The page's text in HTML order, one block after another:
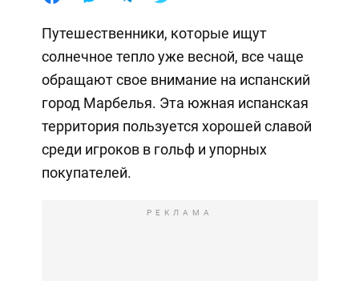
Путешественники, которые ищут
солнечное тепло уже весной, все чаще
обращают свое внимание на испанский
город Марбелья. Эта южная испанская
территория пользуется хорошей славой
среди игроков в гольф и упорных
покупателей.
РЕКЛАМА